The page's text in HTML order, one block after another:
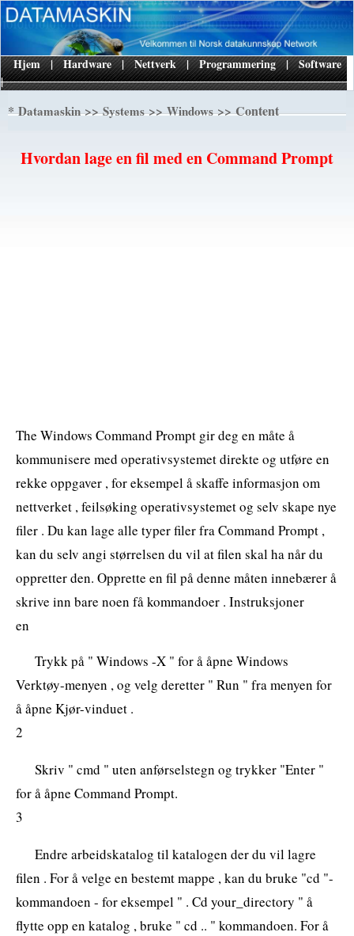
|
Hjem | Hardware | Nettverk | Programmering | Software
*Datamaskin>>Systems>>Windows>> Content
Hvordan lage en fil med en Command Prompt
The Windows Command Prompt gir deg en måte å
kommunisere med operativsystemet direkte og utføre en
rekke oppgaver , for eksempel å skaffe informasjon om
nettverket , feilsøking operativsystemet og selv skape nye
filer . Du kan lage alle typer filer fra Command Prompt ,
kan du selv angi størrelsen du vil at filen skal ha når du
oppretter den. Opprette en fil på denne måten innebærer å
skrive inn bare noen få kommandoer . Instruksjoner
en
Trykk på " Windows -X " for å åpne Windows
Verktøy-menyen , og velg deretter " Run " fra menyen for
å åpne Kjør-vinduet .
2
Skriv " cmd " uten anførselstegn og trykker "Enter "
for å åpne Command Prompt.
3
Endre arbeidskatalog til katalogen der du vil lagre
filen . For å velge en bestemt mappe , kan du bruke "cd "-
kommandoen - for eksempel " . Cd your_directory " å
flytte opp en katalog , bruke " cd .. " kommandoen. For å